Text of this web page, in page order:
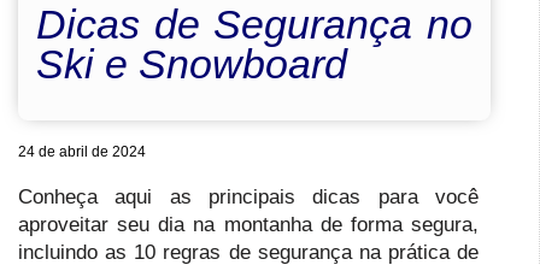
Dicas de Segurança no
Ski e Snowboard
24 de abril de 2024
Conheça aqui as principais dicas para você
aproveitar seu dia na montanha de forma segura,
incluindo as 10 regras de segurança na prática de